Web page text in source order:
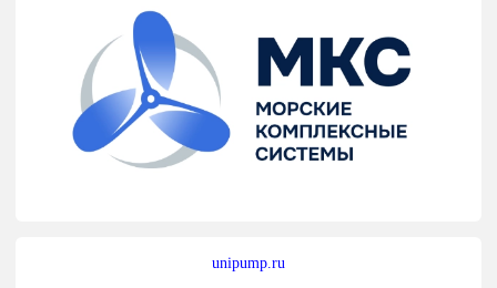
unipump.ru